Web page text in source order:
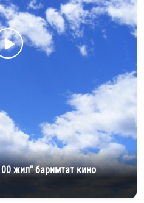
жил" баримтат кино